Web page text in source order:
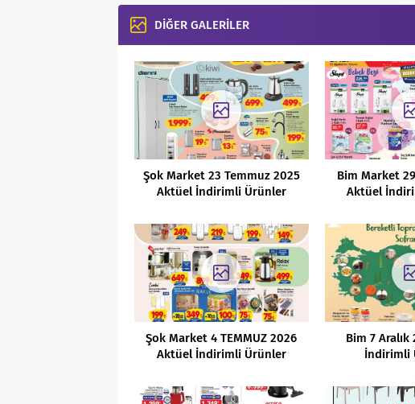
DİĞER GALERİLER
Şok Market 23 Temmuz 2025
Aktüel İndirimli Ürünler
Bim Market
Aktüel
Şok Market 4 TEMMUZ 2026
Aktüel İndirimli Ürünler
Bim 7
İndirimli